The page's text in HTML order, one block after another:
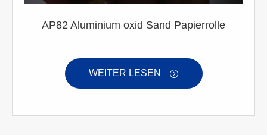
AP82 Aluminium oxid Sand Papierrolle
WEITER LESEN 